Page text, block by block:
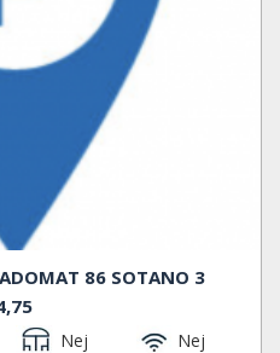
86 SOTANO 3
Nej
Nej